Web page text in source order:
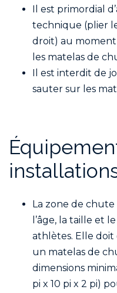
Il est primordial
technique (plier
droit) au
les matelas de
Il est interdit de
sauter sur les
La zone de
l’âge, la taille et
athlètes. Elle doit
un matelas de
dimensions
pi x 10 pi x 2 pi)